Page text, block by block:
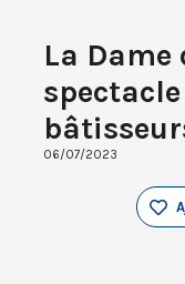
La Dame
06/07/2023